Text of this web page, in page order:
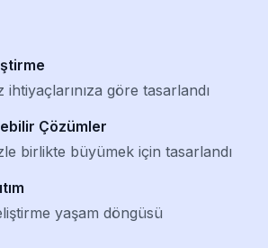
ihtiyaçlarınıza göre tasarlandı
Çözümler
birlikte büyümek için tasarlandı
yaşam döngüsü